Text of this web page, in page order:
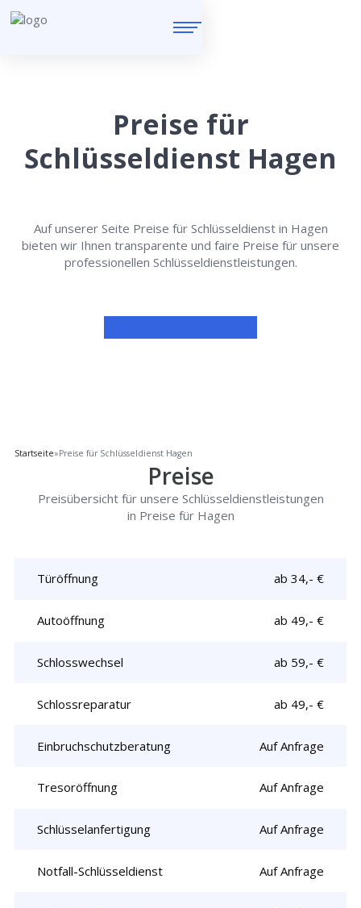
Preise für
Schlüsseldienst Hagen
Auf unserer Seite Preise für Schlüsseldienst in Hagen
bieten wir Ihnen transparente und faire Preise für unsere
professionellen Schlüsseldienstleistungen.
Startseite»Preise für Schlüsseldienst Hagen
Preise
Preisübersicht für unsere Schlüsseldienstleistungen
in Preise für Hagen
Türöffnung ab 34,- €
Autoöffnung ab 49,- €
Schlosswechsel ab 59,- €
Schlossreparatur ab 49,- €
Einbruchschutzberatung Auf Anfrage
Tresoröffnung Auf Anfrage
Schlüsselanfertigung Auf Anfrage
Notfall-Schlüsseldienst Auf Anfrage